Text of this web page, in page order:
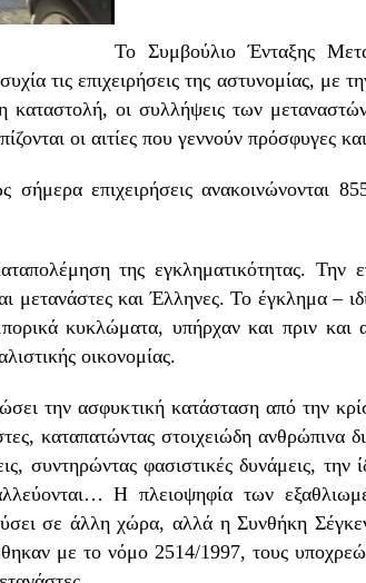
Το Συμβούλιο Ένταξης
τις επιχειρήσεις της αστυνομίας, με
καταστολή, οι συλλήψεις των
οι αιτίες που γεννούν πρόσφυγες
επιχειρήσεις ανακοινώνονται
της εγκληματικότητας. Την
μετανάστες και Έλληνες. Το έγκλημα –
κυκλώματα, υπήρχαν και πριν και
οικονομίας.
την ασφυκτική κατάσταση από την
καταπατώντας στοιχειώδη ανθρώπινα
συντηρώντας φασιστικές δυνάμεις, την
Η πλειοψηφία των
σε άλλη χώρα, αλλά η Συνθήκη
με το νόμο 2514/1997, τους